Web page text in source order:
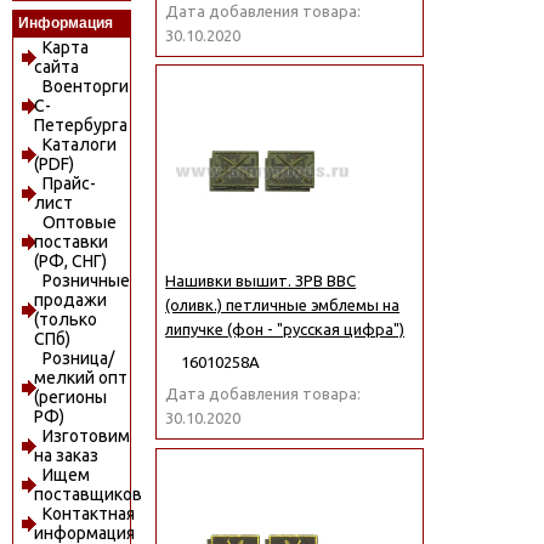
Информация
Карта
сайта
Военторги
С-
Петербурга
Каталоги
(PDF)
Прайс-
лист
Оптовые
поставки
(РФ, СНГ)
Розничные
продажи
(только
СПб)
Розница/
мелкий опт
(регионы
РФ)
Изготовим
на заказ
Ищем
поставщиков
Контактная
информация
Дата добавления товара:
30.10.2020
Нашивки вышит. ЗРВ ВВС
(оливк.) петличные эмблемы на
липучке (фон - "русская цифра")
16010258А
Дата добавления товара:
30.10.2020